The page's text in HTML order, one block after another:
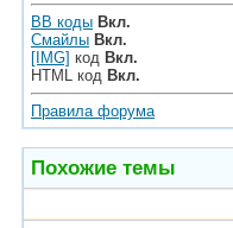
BB коды Вкл.
Смайлы Вкл.
[IMG] код Вкл.
HTML код Вкл.
Правила форума
Похожие темы